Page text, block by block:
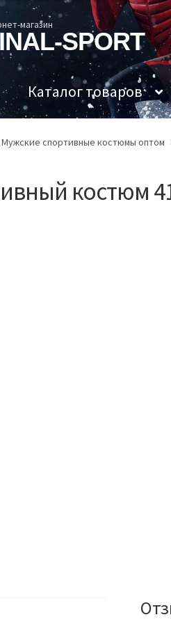
магазин
SPORT
Каталог товаров
Мужские спортивные костюмы оптом
костюм